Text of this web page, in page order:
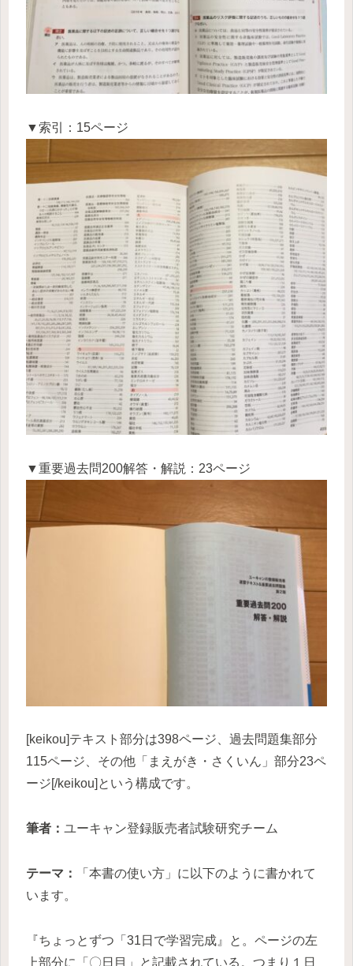
▼索引：15ページ
▼重要過去問200解答・解説：23ページ
[keikou]テキスト部分は398ページ、過去問題集部分
115ページ、その他「まえがき・さくいん」部分23ペ
ージ[/keikou]という構成です。
筆者： ユーキャン登録販売者試験研究チーム
テーマ：
「本書の使い方」に以下のように書かれて
います。
『ちょっとずつ「31日で学習完成』と。ページの左
上部分に「〇日目」と記載されている。つまり１日